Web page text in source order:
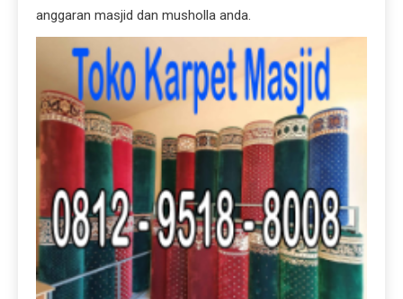
anggaran masjid dan musholla anda.